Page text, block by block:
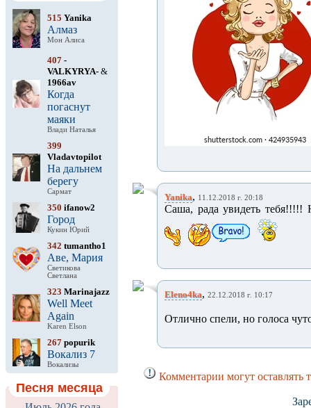
515 Yanika
Алмаз
Мон Алиса
407 -
VALKYRYA- &
1966av
Когда
погаснут
маяки
Влади Наталья
399
Vladavtopilot
На дальнем
берегу
Сармат
350 ifanow2
Город
Кукин Юрий
342 tumantho1
Аве, Мария
Светикова
Светлана
323 Marinajazz
Well Meet
Again
Karen Elson
267 popurik
Вокализ 7
Вокализы
Песня месяца
Yanika, 11.12.2018 г. 20:18
Саша, рада увидеть тебя!!!!!
Eleno4ka, 22.12.2018 г. 10:17
Отлично спели, но голоса
Комментарии могут оставлять